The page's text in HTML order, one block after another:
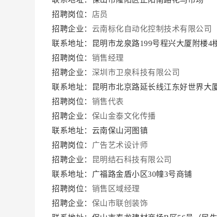
招聘岗位： 店员
招聘企业： 云南标化自动化控制技术有限公司
联系地址：昆明市龙泉路199号程兴大厦附楼4
招聘岗位： 销售经理
招聘企业： 深圳市卫泉科技有限公司
联系地址：昆明市北京路延长线江东好世界大
招聘岗位： 销售代表
招聘企业： 保山金泰文化传播
联系地址：云南保山河图镇
招聘岗位： 广告艺术设计师
招聘企业：
昆明结石科技有限公司
联系地址：广福路金盾小区30幢3号商铺
招聘岗位： 销售区域经理
招聘企业： 保山市联创装饰